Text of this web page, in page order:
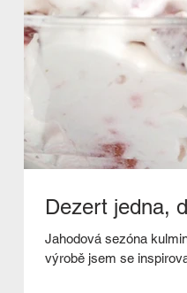
Dezert jedna,
Jahodová sezóna
výrobě jsem se